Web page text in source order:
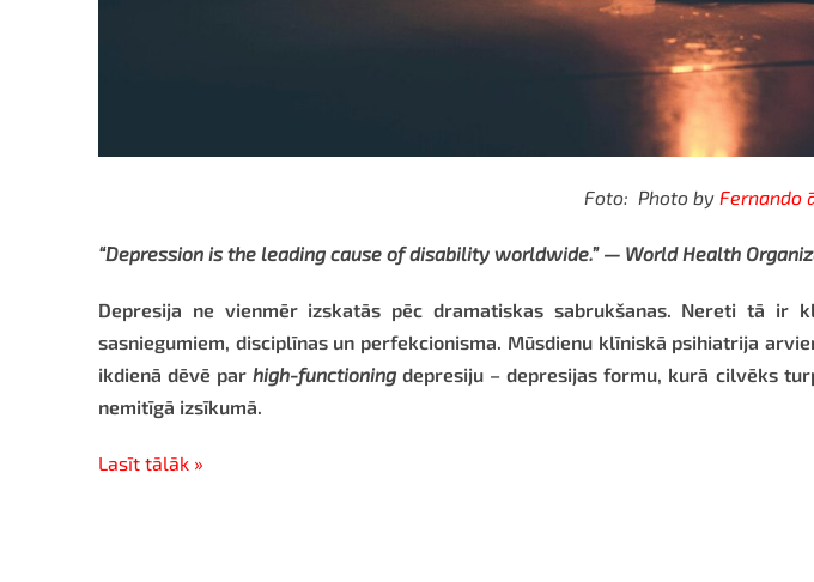
Foto: Photo by Fernando
“Depression is the leading cause of disability worldwide.” — World Health
Depresija ne vienmēr izskatās pēc dramatiskas sabrukšanas. Nereti tā ir
sasniegumiem, disciplīnas un perfekcionisma. Mūsdienu klīniskā psihiatrija
ikdienā dēvē parhigh-functioning depresiju – depresijas formu, kurā cilvēks
nemitīgā izsīkumā.
Lasīt tālāk »